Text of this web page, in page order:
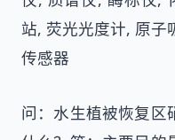
站, 荧光光度计, 原子
传感器
问：水生植被恢复区